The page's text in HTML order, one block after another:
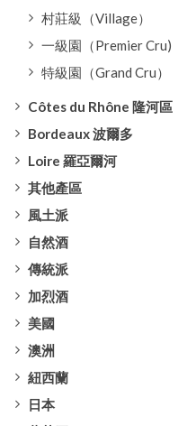
村莊級（Village）
一級園（Premier Cru)
特級園（Grand Cru）
Côtes du Rhône 隆河區
Bordeaux 波爾多
Loire 羅亞爾河
其他產區
風土派
自然酒
傳統派
加烈酒
美國
澳洲
紐西蘭
日本